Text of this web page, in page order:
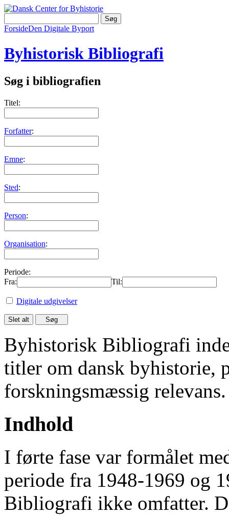
ForsideDen Digitale Byport
Byhistorisk Bibliografi
Søg i bibliografien
Titel:
Forfatter:
Emne:
Sted:
Person:
Organisation:
Periode:
Fra:
Til:
Digitale udgivelser
Byhistorisk Bibliografi
titler om dansk byhistorie,
forskningsmæssig relevans.
Indhold
I førte fase var formålet
periode fra 1948-1969 og
Bibliografi ikke omfatter.